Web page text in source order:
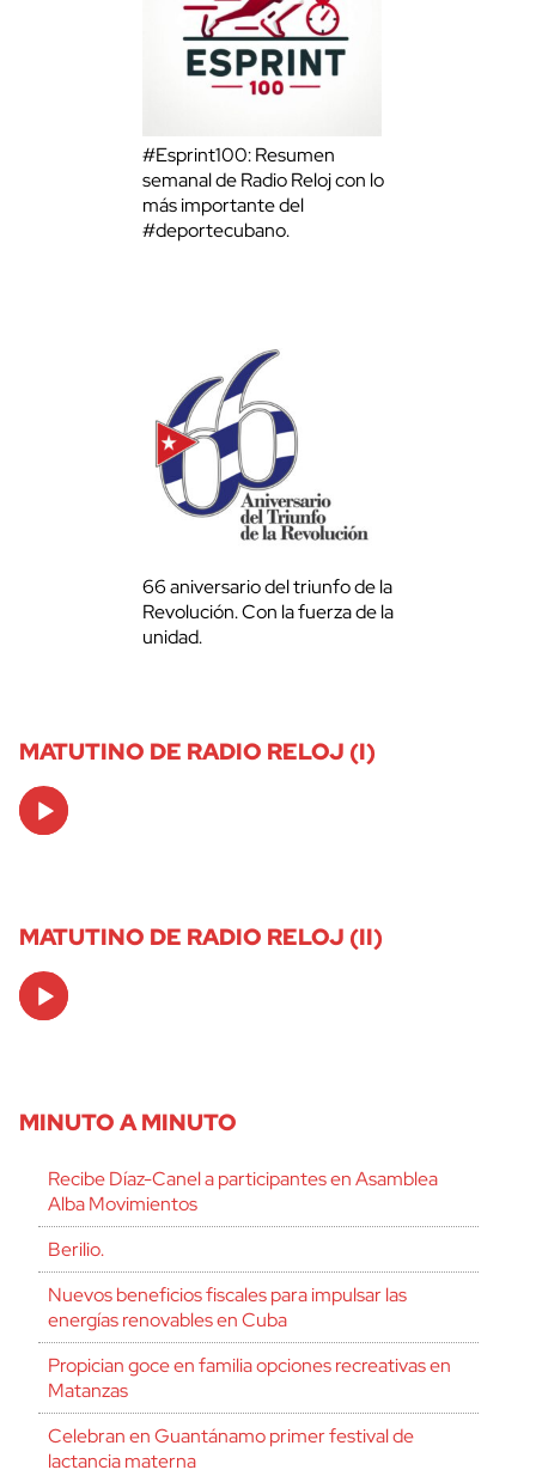
#Esprint100: Resumen
semanal de Radio Reloj con lo
más importante del
#deportecubano.
66 aniversario del triunfo de la
Revolución. Con la fuerza de la
unidad.
MATUTINO DE RADIO RELOJ (I)
Audio
Player
MATUTINO DE RADIO RELOJ (II)
Audio
Player
MINUTO A MINUTO
Recibe Díaz-Canel a participantes en Asamblea
Alba Movimientos
Berilio.
Nuevos beneficios fiscales para impulsar las
energías renovables en Cuba
Propician goce en familia opciones recreativas en
Matanzas
Celebran en Guantánamo primer festival de
lactancia materna